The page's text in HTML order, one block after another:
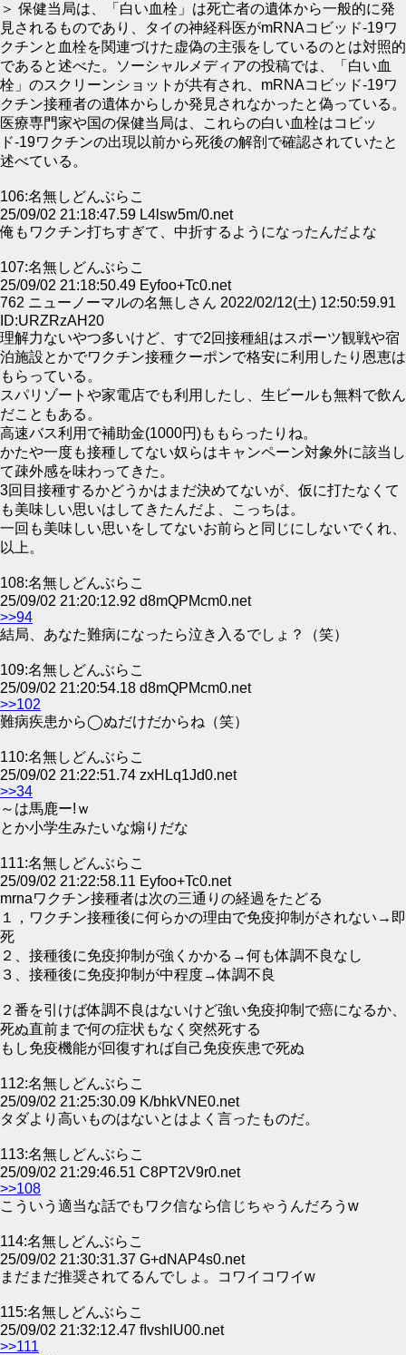
＞ 保健当局は、「白い血栓」は死亡者の遺体から一般的に発
見されるものであり、タイの神経科医がmRNAコビッド-19ワ
クチンと血栓を関連づけた虚偽の主張をしているのとは対照的
であると述べた。ソーシャルメディアの投稿では、「白い血
栓」のスクリーンショットが共有され、mRNAコビッド-19ワ
クチン接種者の遺体からしか発見されなかったと偽っている。
医療専門家や国の保健当局は、これらの白い血栓はコビッ
ド-19ワクチンの出現以前から死後の解剖で確認されていたと
述べている。
106:名無しどんぶらこ
25/09/02 21:18:47.59 L4lsw5m/0.net
俺もワクチン打ちすぎて、中折するようになったんだよな
107:名無しどんぶらこ
25/09/02 21:18:50.49 Eyfoo+Tc0.net
762 ニューノーマルの名無しさん 2022/02/12(土) 12:50:59.91
ID:URZRzAH20
理解力ないやつ多いけど、すで2回接種組はスポーツ観戦や宿
泊施設とかでワクチン接種クーポンで格安に利用したり恩恵は
もらっている。
スパリゾートや家電店でも利用したし、生ビールも無料で飲ん
だこともある。
高速バス利用で補助金(1000円)ももらったりね。
かたや一度も接種してない奴らはキャンペーン対象外に該当し
て疎外感を味わってきた。
3回目接種するかどうかはまだ決めてないが、仮に打たなくて
も美味しい思いはしてきたんだよ、こっちは。
一回も美味しい思いをしてないお前らと同じにしないでくれ、
以上。
108:名無しどんぶらこ
25/09/02 21:20:12.92 d8mQPMcm0.net
>>94
結局、あなた難病になったら泣き入るでしょ？（笑）
109:名無しどんぶらこ
25/09/02 21:20:54.18 d8mQPMcm0.net
>>102
難病疾患から◯ぬだけだからね（笑）
110:名無しどんぶらこ
25/09/02 21:22:51.74 zxHLq1Jd0.net
>>34
～は馬鹿ー!ｗ
とか小学生みたいな煽りだな
111:名無しどんぶらこ
25/09/02 21:22:58.11 Eyfoo+Tc0.net
mrnaワクチン接種者は次の三通りの経過をたどる
１，ワクチン接種後に何らかの理由で免疫抑制がされない→即
死
２、接種後に免疫抑制が強くかかる→何も体調不良なし
３、接種後に免疫抑制が中程度→体調不良
２番を引けば体調不良はないけど強い免疫抑制で癌になるか、
死ぬ直前まで何の症状もなく突然死する
もし免疫機能が回復すれば自己免疫疾患で死ぬ
112:名無しどんぶらこ
25/09/02 21:25:30.09 K/bhkVNE0.net
タダより高いものはないとはよく言ったものだ。
113:名無しどんぶらこ
25/09/02 21:29:46.51 C8PT2V9r0.net
>>108
こういう適当な話でもワク信なら信じちゃうんだろうw
114:名無しどんぶらこ
25/09/02 21:30:31.37 G+dNAP4s0.net
まだまだ推奨されてるんでしょ。コワイコワイw
115:名無しどんぶらこ
25/09/02 21:32:12.47 fIvshlU00.net
>>111